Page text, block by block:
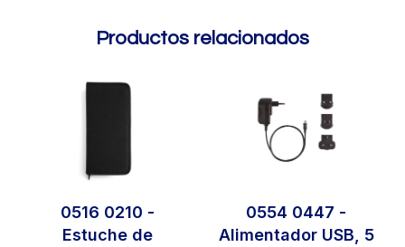
Productos relacionados
0516 0210 -
Estuche de
0554 0447 -
Alimentador USB, 5